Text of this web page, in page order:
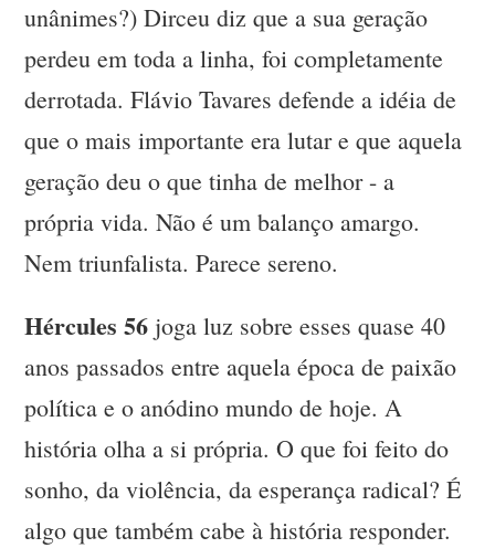
unânimes?) Dirceu diz que a sua geração
perdeu em toda a linha, foi completamente
derrotada. Flávio Tavares defende a idéia de
que o mais importante era lutar e que aquela
geração deu o que tinha de melhor - a
própria vida. Não é um balanço amargo.
Nem triunfalista. Parece sereno.
Hércules 56 joga luz sobre esses quase 40
anos passados entre aquela época de paixão
política e o anódino mundo de hoje. A
história olha a si própria. O que foi feito do
sonho, da violência, da esperança radical? É
algo que também cabe à história responder.